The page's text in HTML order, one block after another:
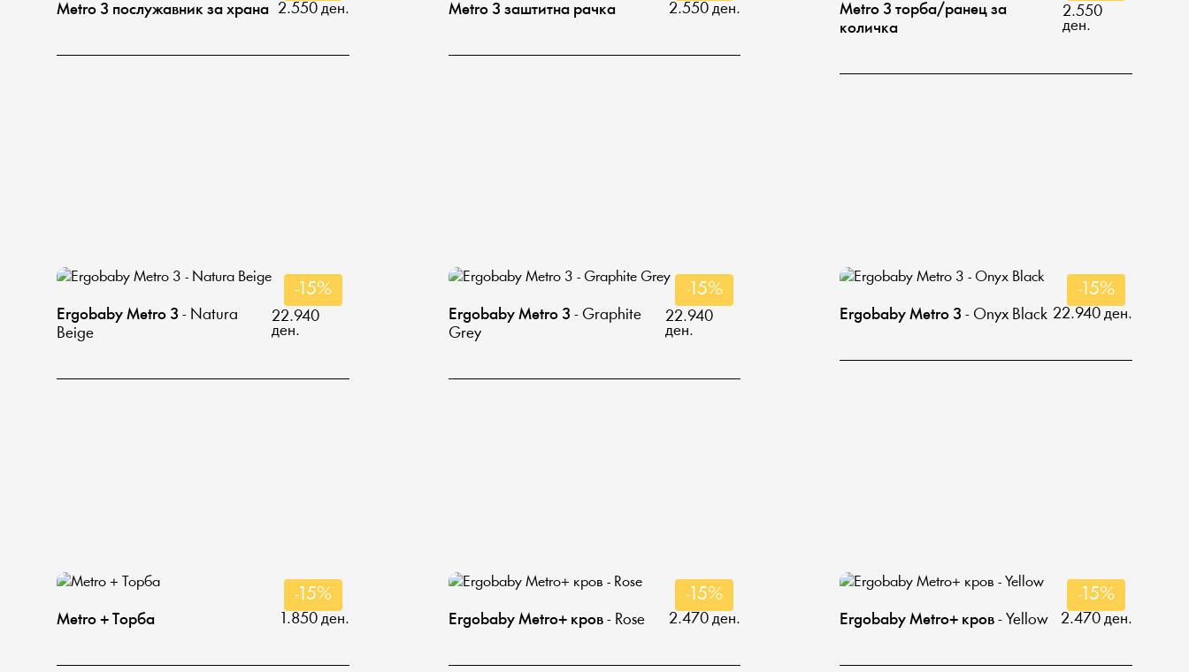
Metro 3 послужавник за храна 2.550 ден. Metro 3 заштитна рачка 2.550 ден.
Мetro 3 торба/ранец за
количка
2.550
ден.
-15%
Еrgobaby Metro 3 - Natura
Beige
22.940
ден.
-15%
Еrgobaby Metro 3 - Graphite
Grey
22.940
ден.
-15%
Еrgobaby Metro 3 - Onyx Black 22.940 ден.
-15%
Мetro + Тoрба 1.850 ден.
-15%
Ergobaby Metro+ кров - Rose 2.470 ден.
-15%
Ergobaby Metro+ кров - Yellow 2.470 ден.